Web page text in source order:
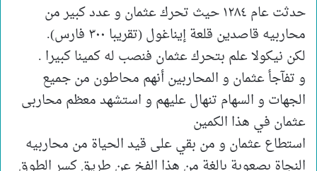
حدثت عام ١٢٨٤ حيث تحرك عثمان و عدد كبير من
محاربيه قاصدين قلعة إيناغول (تقريبا ٣٠٠ فارس).
لكن نيكولا علم بتحرك عثمان فنصب له كمينا كبيرا .
و تفآجأ عثمان و المحاربين أنهم محاطون من جميع
الجهات و السهام تنهال عليهم و استشهد معظم محاربى
عثمان في هذا الكمين
استطاع عثمان و من بقي على قيد الحياة من محاربيه